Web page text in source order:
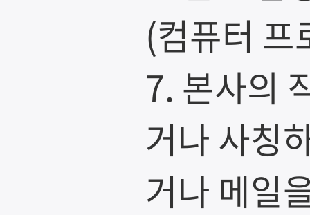
(컴퓨터 프
7. 본사의
거나 사칭
거나 메일